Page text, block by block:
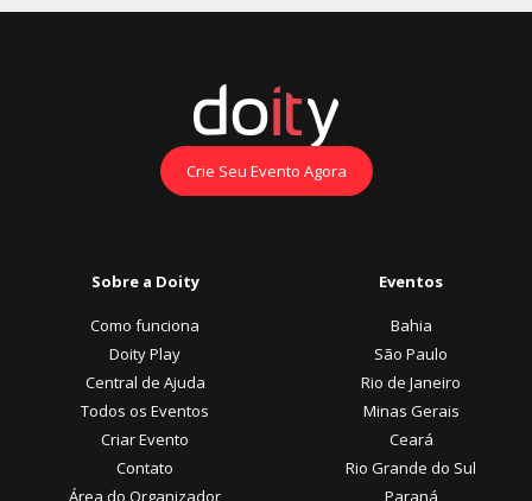
Crie Seu Evento Agora
Sobre a Doity
Como funciona
Doity Play
Central de Ajuda
Todos os Eventos
Criar Evento
Contato
Área do Organizador
Eventos
Bahia
São Paulo
Rio de Janeiro
Minas Gerais
Ceará
Rio Grande do Sul
Paraná